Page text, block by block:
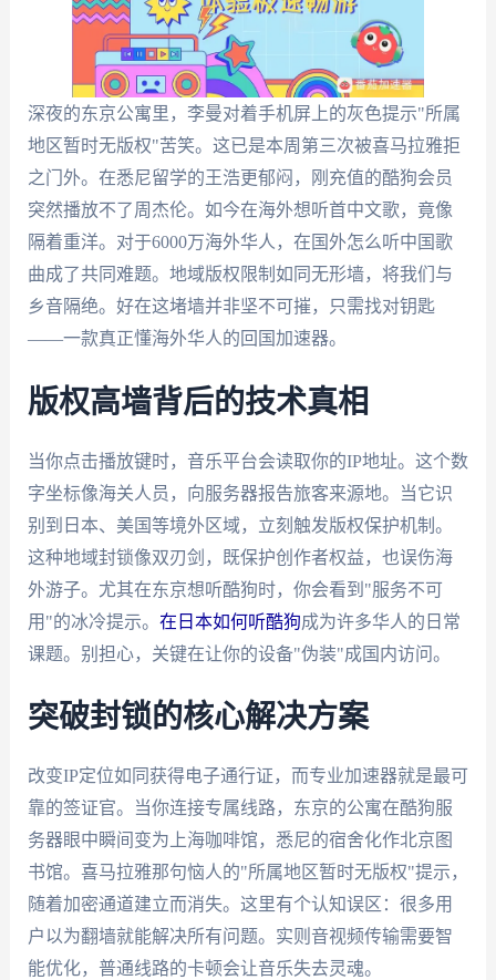
深夜的东京公寓里，李曼对着手机屏上的灰色提示"所属
地区暂时无版权"苦笑。这已是本周第三次被喜马拉雅拒
之门外。在悉尼留学的王浩更郁闷，刚充值的酷狗会员
突然播放不了周杰伦。如今在海外想听首中文歌，竟像
隔着重洋。对于6000万海外华人，在国外怎么听中国歌
曲成了共同难题。地域版权限制如同无形墙，将我们与
乡音隔绝。好在这堵墙并非坚不可摧，只需找对钥匙
——一款真正懂海外华人的回国加速器。
版权高墙背后的技术真相
当你点击播放键时，音乐平台会读取你的IP地址。这个数
字坐标像海关人员，向服务器报告旅客来源地。当它识
别到日本、美国等境外区域，立刻触发版权保护机制。
这种地域封锁像双刃剑，既保护创作者权益，也误伤海
外游子。尤其在东京想听酷狗时，你会看到"服务不可
用"的冰冷提示。 在日本如何听酷狗成为许多华人的日常
课题。别担心，关键在让你的设备"伪装"成国内访问。
突破封锁的核心解决方案
改变IP定位如同获得电子通行证，而专业加速器就是最可
靠的签证官。当你连接专属线路，东京的公寓在酷狗服
务器眼中瞬间变为上海咖啡馆，悉尼的宿舍化作北京图
书馆。喜马拉雅那句恼人的"所属地区暂时无版权"提示，
随着加密通道建立而消失。这里有个认知误区：很多用
户以为翻墙就能解决所有问题。实则音视频传输需要智
能优化，普通线路的卡顿会让音乐失去灵魂。